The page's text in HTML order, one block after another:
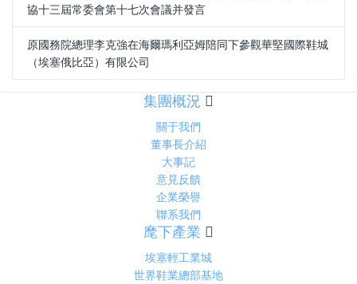
協十三屆常委會第十七次會議并發言
原國務院總理李克強在海爾瑪利亞姆陪同下參觀華堅國際鞋城
（埃塞俄比亞）有限公司
集團概況
關于我們
董事長介紹
大事記
意見反饋
企業榮譽
聯系我們
麾下產業
埃塞輕工業城
世界鞋業總部基地